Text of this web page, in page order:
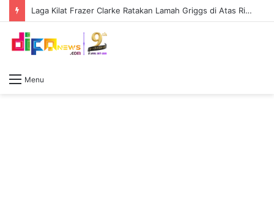
Laga Kilat Frazer Clarke Ratakan Lamah Griggs di Atas Ring First Direct Arena
Menu